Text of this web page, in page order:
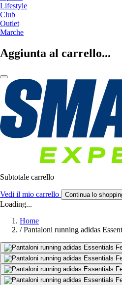
Lifestyle
Club
Outlet
Marche
Aggiunta al carrello...
Subtotale carrello
Vedi il mio carrello Continua lo
Loading...
Home
/ Pantaloni running adidas